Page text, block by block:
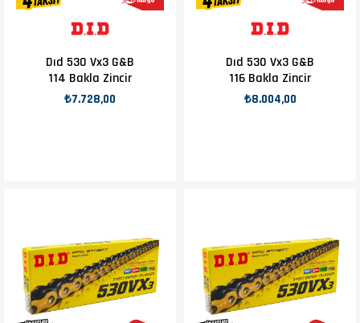
Dıd 530 Vx3 G&B
114 Bakla Zincir
₺7.728,00
Dıd 530 Vx3 G&B
116 Bakla Zincir
₺8.004,00